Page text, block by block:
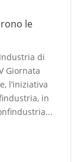
le
di
Giornata
l’iniziativa
in